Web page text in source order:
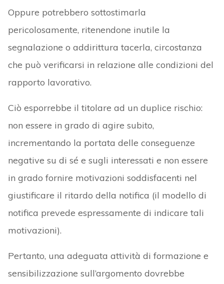
Oppure potrebbero sottostimarla
pericolosamente, ritenendone inutile la
segnalazione o addirittura tacerla, circostanza
che può verificarsi in relazione alle condizioni del
rapporto lavorativo.
Ciò esporrebbe il titolare ad un duplice rischio:
non essere in grado di agire subito,
incrementando la portata delle conseguenze
negative su di sé e sugli interessati e non essere
in grado fornire motivazioni soddisfacenti nel
giustificare il ritardo della notifica (il modello di
notifica prevede espressamente di indicare tali
motivazioni).
Pertanto, una adeguata attività di formazione e
sensibilizzazione sull’argomento dovrebbe